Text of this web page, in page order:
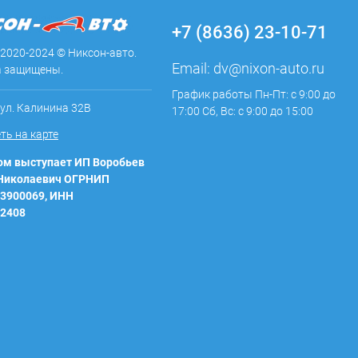
2024 © Никсон-авто.
защищены.
Калинина 32В
на карте
выступает ИП Воробьев
ОГРНИП
ИНН
+7 (8636) 23-10-71
Email: dv@nixon-auto.ru
График работы Пн-Пт: с 9:00 до
17:00 Сб, Вс: с 9:00 до 15:00